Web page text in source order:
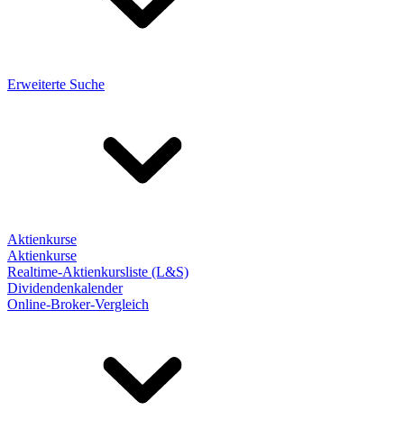
Erweiterte Suche
Aktienkurse
Aktienkurse
Realtime-Aktienkursliste (L&S)
Dividendenkalender
Online-Broker-Vergleich